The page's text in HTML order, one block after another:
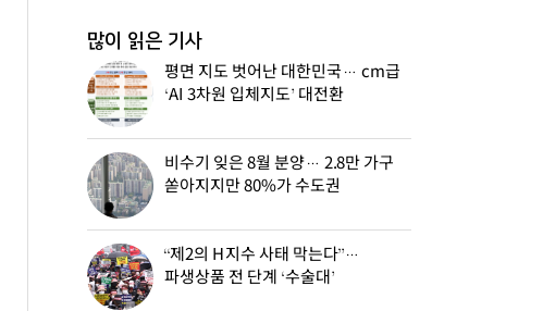
많이 읽은 기사
평면 지도 벗어난 대한민국… cm급
‘AI 3차원 입체지도’ 대전환
비수기 잊은 8월 분양… 2.8만 가구
쏟아지지만 80%가 수도권
“제2의 H지수 사태 막는다”…
파생상품 전 단계 ‘수술대’